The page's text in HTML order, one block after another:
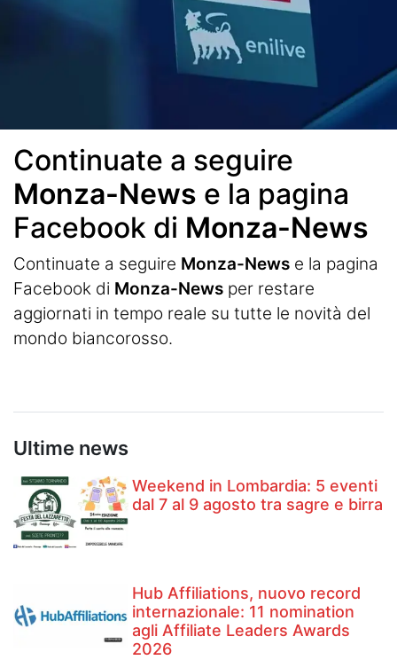
Continuate a seguire
Monza-News e la pagina
Facebook di Monza-News
Continuate a seguire Monza-News e la pagina
Facebook di Monza-News per restare
aggiornati in tempo reale su tutte le novità del
mondo biancorosso.
Ultime news
Weekend in Lombardia: 5 eventi
dal 7 al 9 agosto tra sagre e birra
Hub Affiliations, nuovo record
internazionale: 11 nomination
agli Affiliate Leaders Awards
2026